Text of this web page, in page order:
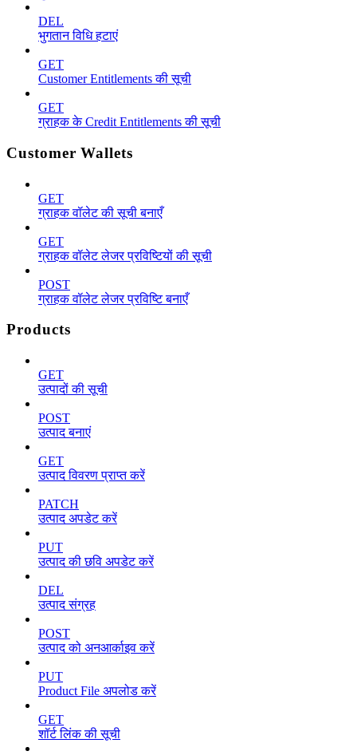
DEL
भुगतान विधि हटाएं
GET
Customer Entitlements की सूची
GET
ग्राहक के Credit Entitlements की सूची
Customer Wallets
GET
ग्राहक वॉलेट की सूची बनाएँ
GET
ग्राहक वॉलेट लेजर प्रविष्टियों की सूची
POST
ग्राहक वॉलेट लेजर प्रविष्टि बनाएँ
Products
GET
उत्पादों की सूची
POST
उत्पाद बनाएं
GET
उत्पाद विवरण प्राप्त करें
PATCH
उत्पाद अपडेट करें
PUT
उत्पाद की छवि अपडेट करें
DEL
उत्पाद संग्रह
POST
उत्पाद को अनआर्काइव करें
PUT
Product File अपलोड करें
GET
शॉर्ट लिंक की सूची